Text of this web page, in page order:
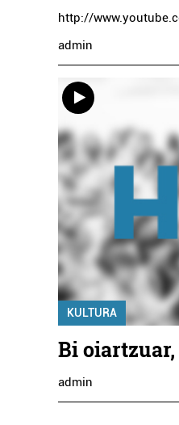
http://
admin
KULTURA
Bi
admin